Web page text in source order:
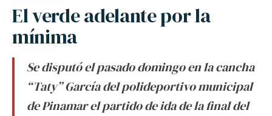
El verde adelante por la
mínima
Se disputó el pasado domingo en la cancha
“Taty” García del polideportivo municipal
de Pinamar el partido de ida de la final del